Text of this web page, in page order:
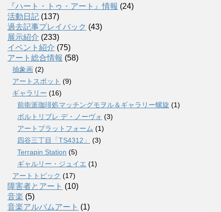
『ハート・トゥ・アート』情報 (24)
活動日記 (137)
過去記事プレイバック (43)
展示紹介 (233)
イベント紹介 (75)
アート総合情報 (58)
抽象画 (2)
アートスポット (9)
ギャラリー (16)
前衛派珈琲処マッチングモヲル＆ギャラリー螺旋 (1)
ポルトリブレ デ・ノーヴォ (3)
アートプラットフォーム (1)
四谷三丁目「TS4312」
(3)
Terrapin Station (5)
ギャルリー・ジュイエ (1)
アートトピック (17)
障害者とアート (10)
音楽 (5)
音楽アルバムアート (1)